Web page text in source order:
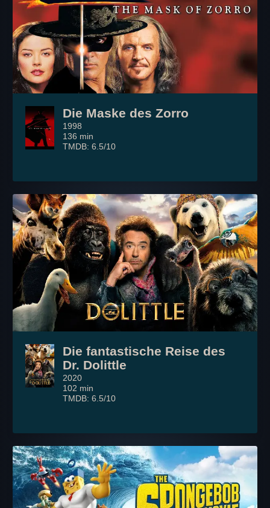
Die Maske des Zorro
1998
136 min
TMDB: 6.5/10
Die fantastische Reise des
Dr. Dolittle
2020
102 min
TMDB: 6.5/10